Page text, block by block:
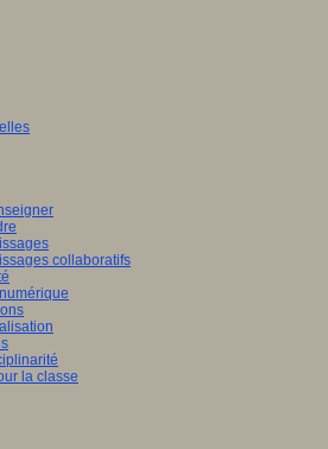
collaboratifs
la classe